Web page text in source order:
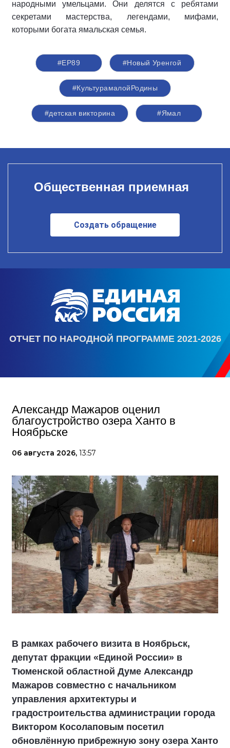
народными умельцами. Они делятся с ребятами
секретами мастерства, легендами, мифами,
которыми богата ямальская семья.
#ЕР89 #Новый Уренгой
#КультурамалойРодины
#детская викторина #Ямал
Общественная приемная
Создать обращение
ОТЧЕТ ПО НАРОДНОЙ ПРОГРАММЕ 2021-2026
Александр Мажаров оценил
благоустройство озера Ханто в
Ноябрьске
06 августа 2026, 13:57
В рамках рабочего визита в Ноябрьск,
депутат фракции «Единой России» в
Тюменской областной Думе Александр
Мажаров совместно с начальником
управления архитектуры и
градостроительства администрации города
Виктором Косолаповым посетил
обновлённую прибрежную зону озера Ханто